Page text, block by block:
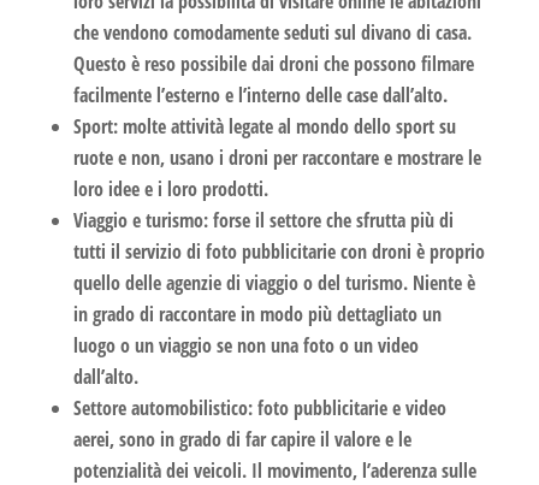
che vendono comodamente seduti sul divano di casa.
Questo è reso possibile dai droni che possono filmare
facilmente l’esterno e l’interno delle case dall’alto.
Sport:molte attività legate al mondo dello sport su
ruote e non, usano i droni per raccontare e mostrare le
loro idee e i loro prodotti.
Viaggio e turismo:forse il settore che sfrutta più di
tutti il servizio di foto pubblicitariecon droni è proprio
quello delleagenzie di viaggioo del turismo. Niente è
in grado di raccontare in modo più dettagliato un
luogo o un viaggio se non una foto o un video
dall’alto.
Settore automobilistico:foto pubblicitariee video
aerei, sono in grado di far capire il valore e le
potenzialità dei veicoli. Il movimento, l’aderenza sulle